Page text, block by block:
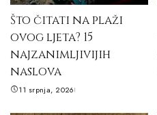
Što čitati na plaži
ovog ljeta? 15
najzanimljivijih
naslova
11 srpnja, 2026